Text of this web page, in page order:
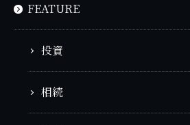
FEATURE
投資
相続